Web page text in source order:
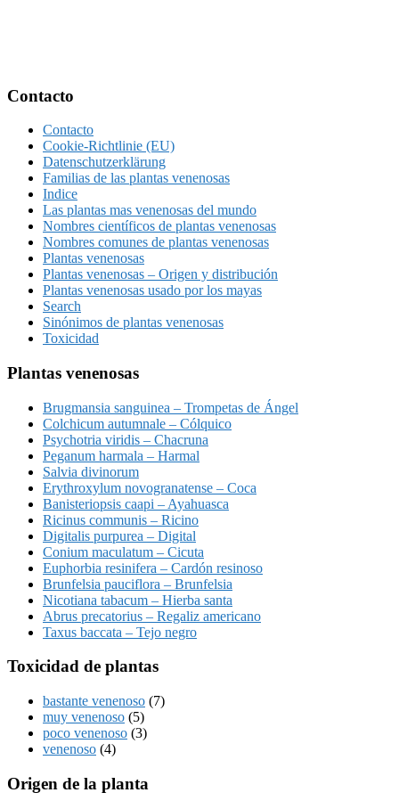
Footer
Contacto
Contacto
Cookie-Richtlinie (EU)
Datenschutzerklärung
Familias de las plantas venenosas
Indice
Las plantas mas venenosas del mundo
Nombres científicos de plantas venenosas
Nombres comunes de plantas venenosas
Plantas venenosas
Plantas venenosas – Origen y distribución
Plantas venenosas usado por los mayas
Search
Sinónimos de plantas venenosas
Toxicidad
Plantas venenosas
Brugmansia sanguinea – Trompetas de Ángel
Colchicum autumnale – Cólquico
Psychotria viridis – Chacruna
Peganum harmala – Harmal
Salvia divinorum
Erythroxylum novogranatense – Coca
Banisteriopsis caapi – Ayahuasca
Ricinus communis – Ricino
Digitalis purpurea – Digital
Conium maculatum – Cicuta
Euphorbia resinifera – Cardón resinoso
Brunfelsia pauciflora – Brunfelsia
Nicotiana tabacum – Hierba santa
Abrus precatorius – Regaliz americano
Taxus baccata – Tejo negro
Toxicidad de plantas
bastante venenoso (7)
muy venenoso (5)
poco venenoso (3)
venenoso (4)
Origen de la planta